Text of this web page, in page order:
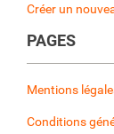
Créer un
PAGES
Mentions
Conditions